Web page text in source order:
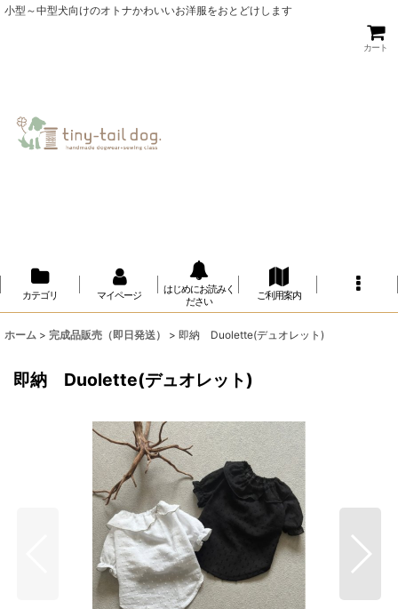
小型～中型犬向けのオトナかわいいお洋服をおとどけします
カート
カテゴリ マイページ
はじめにお読みく
ださい
ご利用案内
ホーム > 完成品販売（即日発送） > 即納 Duolette(デュオレット)
即納 Duolette(デュオレット)